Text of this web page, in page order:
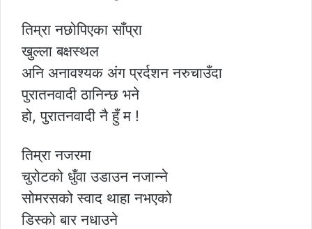
तिम्रा नछोपिएका साँप्रा
खुल्ला बक्षस्थल
अनि अनावश्यक अंग प्रर्दशन नरुचाउँदा
पुरातनवादी ठानिन्छ भने
हो, पुरातनवादी नै हुँ म !
तिम्रा नजरमा
चुरोटको धुँवा उडाउन नजान्ने
सोमरसको स्वाद थाहा नभएको
डिस्को बार नधाउने